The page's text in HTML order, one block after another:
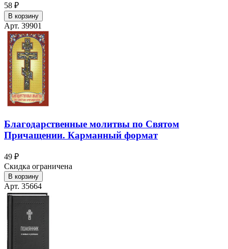
58 ₽
В корзину
Арт. 39901
Благодарственные молитвы по Святом
Причащении. Карманный формат
49 ₽
Скидка ограничена
В корзину
Арт. 35664